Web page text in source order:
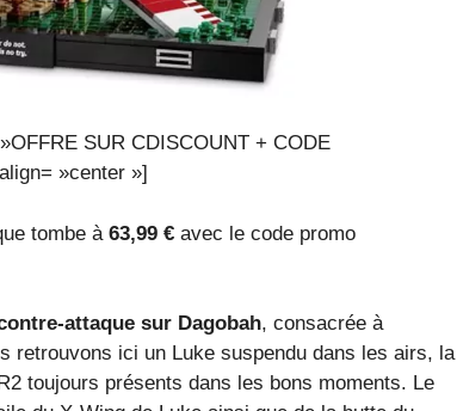
SUR CDISCOUNT + CODE
»center »]
tombe à 63,99 € avec le code promo
attaque sur Dagobah, consacrée à
retrouvons ici un Luke suspendu dans les airs, la
toujours présents dans les bons moments. Le